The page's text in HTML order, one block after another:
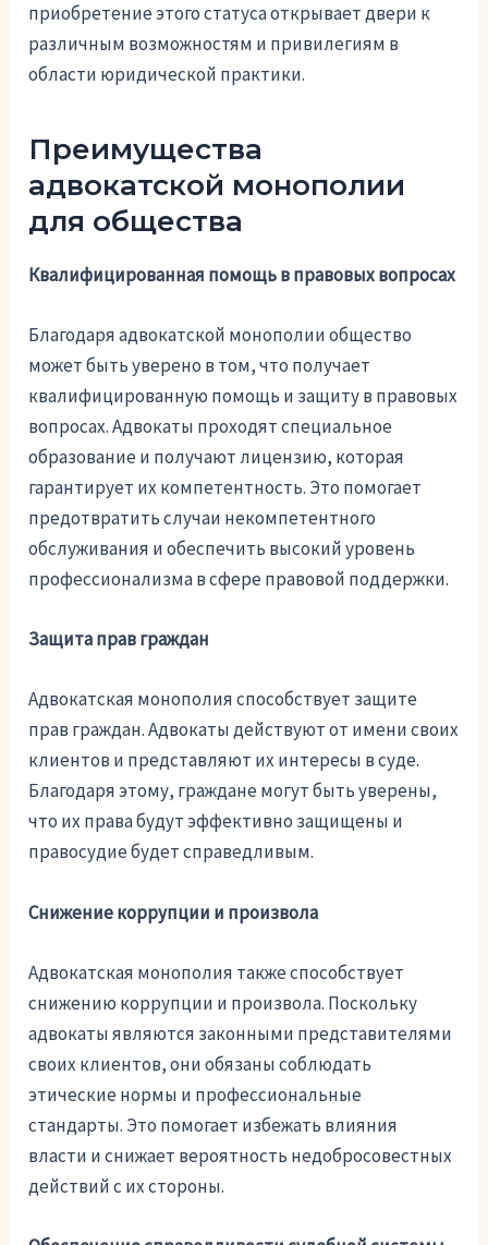
приобретение этого статуса открывает двери к
различным возможностям и привилегиям в
области юридической практики.
Преимущества
адвокатской монополии
для общества
Квалифицированная помощь в правовых вопросах
Благодаря адвокатской монополии общество
может быть уверено в том, что получает
квалифицированную помощь и защиту в правовых
вопросах. Адвокаты проходят специальное
образование и получают лицензию, которая
гарантирует их компетентность. Это помогает
предотвратить случаи некомпетентного
обслуживания и обеспечить высокий уровень
профессионализма в сфере правовой поддержки.
Защита прав граждан
Адвокатская монополия способствует защите
прав граждан. Адвокаты действуют от имени своих
клиентов и представляют их интересы в суде.
Благодаря этому, граждане могут быть уверены,
что их права будут эффективно защищены и
правосудие будет справедливым.
Снижение коррупции и произвола
Адвокатская монополия также способствует
снижению коррупции и произвола. Поскольку
адвокаты являются законными представителями
своих клиентов, они обязаны соблюдать
этические нормы и профессиональные
стандарты. Это помогает избежать влияния
власти и снижает вероятность недобросовестных
действий с их стороны.